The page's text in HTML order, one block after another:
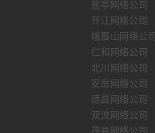
盐亭网络公司
开江网络公司
峨眉山网络公司
仁和网络公司
北川网络公司
安岳网络公司
德昌网络公司
双流网络公司